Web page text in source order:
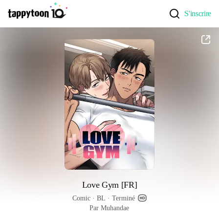
S'inscrire
Love Gym [FR]
Comic · BL · Terminé
Par Muhandae